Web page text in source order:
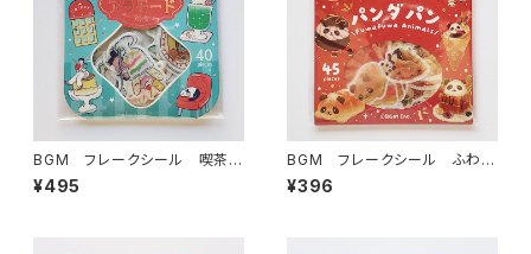
BGM フレークシール 喫茶ア
ラモード・ファンシーレトロ グ
リーン
¥495
BGM フレークシール ふわふ
わanimals・パンダパン
¥396